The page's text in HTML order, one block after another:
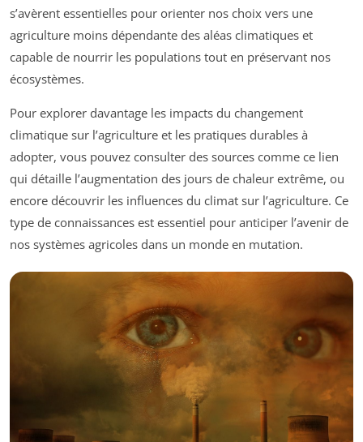
s’avèrent essentielles pour orienter nos choix vers une
agriculture moins dépendante des aléas climatiques et
capable de nourrir les populations tout en préservant nos
écosystèmes.
Pour explorer davantage les impacts du changement
climatique sur l’agriculture et les pratiques durables à
adopter, vous pouvez consulter des sources comme ce lien
qui détaille l’augmentation des jours de chaleur extrême, ou
encore découvrir les influences du climat sur l’agriculture. Ce
type de connaissances est essentiel pour anticiper l’avenir de
nos systèmes agricoles dans un monde en mutation.